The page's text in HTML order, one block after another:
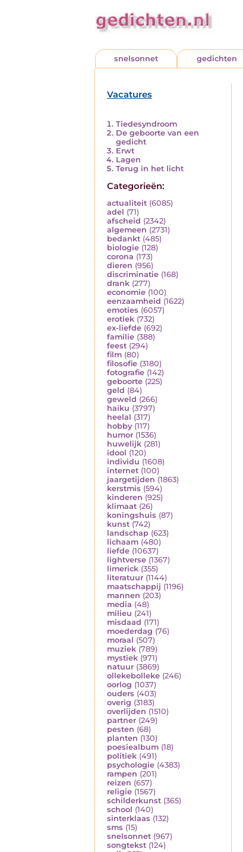
snelsonnet gedichten
Vacatures
Tiedesyndroom
De geboorte van een
gedicht
Erwt
Lagen
Terug in het licht
Categorieën:
actualiteit (6085)
adel (71)
afscheid (2342)
algemeen (2731)
bedankt (485)
biologie (128)
corona (173)
dieren (956)
discriminatie (168)
drank (277)
economie (100)
eenzaamheid (1622)
emoties (6057)
erotiek (732)
ex-liefde (692)
familie (388)
feest (294)
film (80)
filosofie (3180)
fotografie (142)
geboorte (225)
geld (84)
geweld (266)
haiku (3797)
heelal (317)
hobby (117)
humor (1536)
huwelijk (281)
idool (120)
individu (1608)
internet (100)
jaargetijden (1863)
kerstmis (594)
kinderen (925)
klimaat (26)
koningshuis (87)
kunst (742)
landschap (623)
lichaam (480)
liefde (10637)
lightverse (1367)
limerick (355)
literatuur (1144)
maatschappij (1196)
mannen (203)
media (48)
milieu (241)
misdaad (171)
moederdag (76)
moraal (507)
muziek (789)
mystiek (971)
natuur (3869)
ollekebolleke (246)
oorlog (1037)
ouders (403)
overig (3183)
overlijden (1510)
partner (249)
pesten (68)
planten (130)
poesiealbum (18)
politiek (491)
psychologie (4383)
rampen (201)
reizen (657)
religie (1567)
schilderkunst (365)
school (140)
sinterklaas (132)
sms (15)
snelsonnet (967)
songtekst (124)